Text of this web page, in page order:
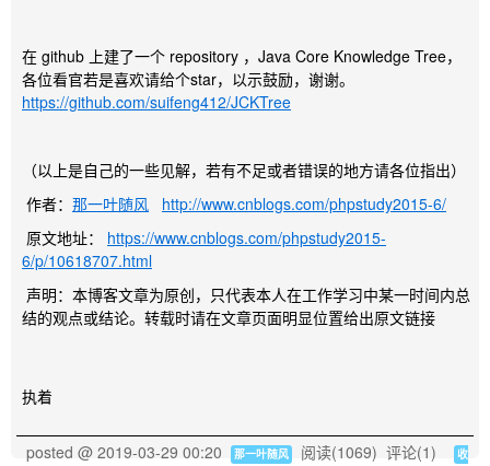
在 github 上建了一个 repository ，Java Core Knowledge Tree，
各位看官若是喜欢请给个star，以示鼓励，谢谢。
https://github.com/suifeng412/JCKTree
（以上是自己的一些见解，若有不足或者错误的地方请各位指出）
作者： 那一叶随风
http://www.cnblogs.com/phpstudy2015-6/
原文地址： https://www.cnblogs.com/phpstudy2015-
6/p/10618707.html
声明：本博客文章为原创，只代表本人在工作学习中某一时间内总
结的观点或结论。转载时请在文章页面明显位置给出原文链接
执着
posted @ 2019-03-29 00:20 那一叶随风 阅读(1069) 评论(1)
收